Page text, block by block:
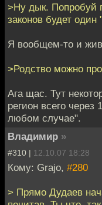
>Ну дык. Попробуй
законов будет
Я вообщем-то и
>Родство можно
Ага щас. Тут
регион всего через
любом случае".
Владимир »
#310 | 12.10.07 18:28
Кому: Grajo, #280
> Прямо Дудаев